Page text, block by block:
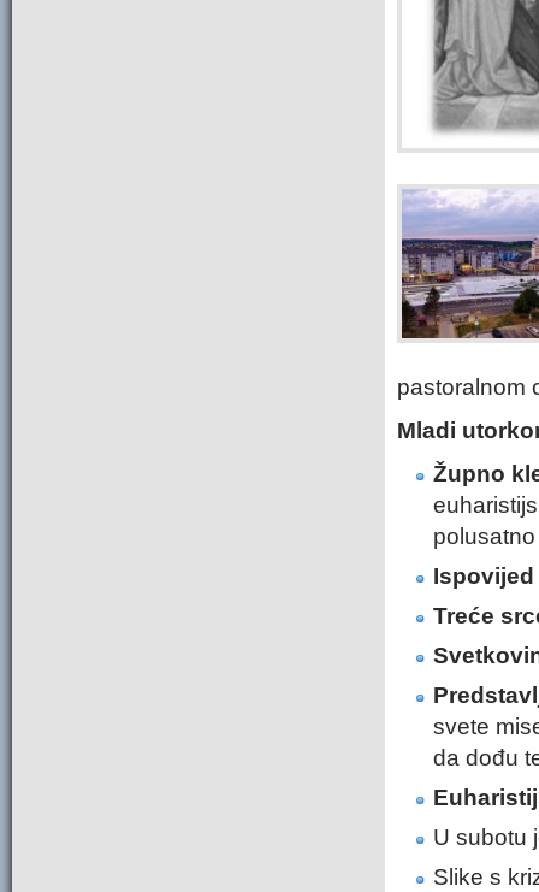
pastoralnom
Mladi
Župno
Ispovijed
Treće
svete
da dođu
U subotu
Slike s